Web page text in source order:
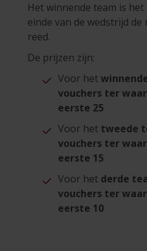
Het winnende team is
einde van de wedstrijd
reed.
De prijzen zijn:
Voor het
vouchers ter
eerste 25
Voor het tweede
vouchers ter
eerste 15
Voor het derde
vouchers ter
eerste 10